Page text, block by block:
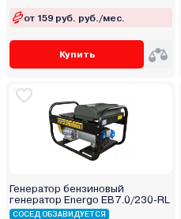
от 159 руб. руб./мес.
Купить
Генератор бензиновый
генератор Energo EB7.0/230-RL
СОСЕД ОБЗАВИДУЕТСЯ